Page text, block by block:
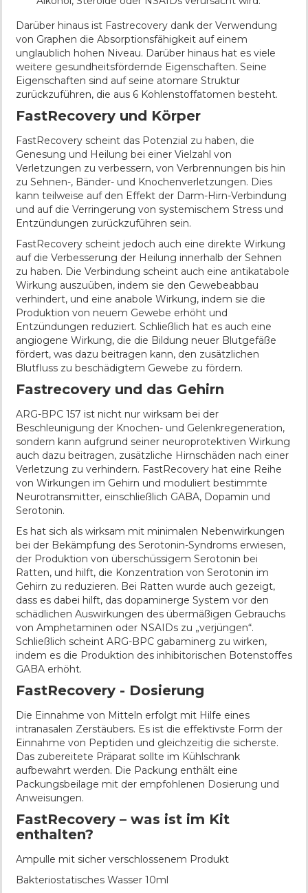
Darüber hinaus ist Fastrecovery dank der Verwendung
von Graphen die Absorptionsfähigkeit auf einem
unglaublich hohen Niveau. Darüber hinaus hat es viele
weitere gesundheitsfördernde Eigenschaften. Seine
Eigenschaften sind auf seine atomare Struktur
zurückzuführen, die aus 6 Kohlenstoffatomen besteht.
FastRecovery und Körper
FastRecovery scheint das Potenzial zu haben, die
Genesung und Heilung bei einer Vielzahl von
Verletzungen zu verbessern, von Verbrennungen bis hin
zu Sehnen-, Bänder- und Knochenverletzungen. Dies
kann teilweise auf den Effekt der Darm-Hirn-Verbindung
und auf die Verringerung von systemischem Stress und
Entzündungen zurückzuführen sein.
FastRecovery scheint jedoch auch eine direkte Wirkung
auf die Verbesserung der Heilung innerhalb der Sehnen
zu haben. Die Verbindung scheint auch eine antikatabole
Wirkung auszuüben, indem sie den Gewebeabbau
verhindert, und eine anabole Wirkung, indem sie die
Produktion von neuem Gewebe erhöht und
Entzündungen reduziert. Schließlich hat es auch eine
angiogene Wirkung, die die Bildung neuer Blutgefäße
fördert, was dazu beitragen kann, den zusätzlichen
Blutfluss zu beschädigtem Gewebe zu fördern.
Fastrecovery und das Gehirn
ARG-BPC 157 ist nicht nur wirksam bei der
Beschleunigung der Knochen- und Gelenkregeneration,
sondern kann aufgrund seiner neuroprotektiven Wirkung
auch dazu beitragen, zusätzliche Hirnschäden nach einer
Verletzung zu verhindern. FastRecovery hat eine Reihe
von Wirkungen im Gehirn und moduliert bestimmte
Neurotransmitter, einschließlich GABA, Dopamin und
Serotonin.
Es hat sich als wirksam mit minimalen Nebenwirkungen
bei der Bekämpfung des Serotonin-Syndroms erwiesen,
der Produktion von überschüssigem Serotonin bei
Ratten, und hilft, die Konzentration von Serotonin im
Gehirn zu reduzieren. Bei Ratten wurde auch gezeigt,
dass es dabei hilft, das dopaminerge System vor den
schädlichen Auswirkungen des übermäßigen Gebrauchs
von Amphetaminen oder NSAIDs zu „verjüngen“.
Schließlich scheint ARG-BPC gabaminerg zu wirken,
indem es die Produktion des inhibitorischen Botenstoffes
GABA erhöht.
FastRecovery - Dosierung
Die Einnahme von Mitteln erfolgt mit Hilfe eines
intranasalen Zerstäubers. Es ist die effektivste Form der
Einnahme von Peptiden und gleichzeitig die sicherste.
Das zubereitete Präparat sollte im Kühlschrank
aufbewahrt werden. Die Packung enthält eine
Packungsbeilage mit der empfohlenen Dosierung und
Anweisungen.
FastRecovery – was ist im Kit
enthalten?
Ampulle mit sicher verschlossenem Produkt
Bakteriostatisches Wasser 10ml